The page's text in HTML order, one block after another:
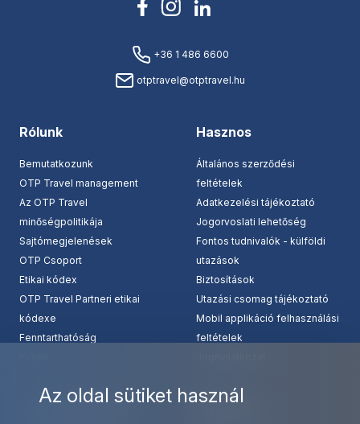
Az oldal sütiket használ
+36 1 486 6600
otptravel@otptravel.hu
Rólunk
Bemutatkozunk
OTP Travel management
Az OTP Travel
minőségpolitikája
Sajtómegjelenések
OTP Csoport
Etikai kódex
OTP Travel Partneri etikai
kódexe
Fenntarthatóság
Hasznos
Általános szerződési
feltételek
Adatkezelési tájékoztató
Jogorvoslati lehetőség
Fontos tudnivalók - külföldi
utazások
Biztosítások
Utazási csomag tájékoztató
Mobil applikáció felhasználási
feltételek